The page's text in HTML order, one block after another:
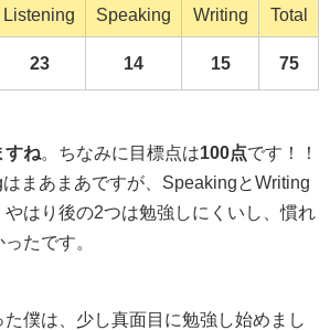
Listening Speaking Writing Total
23 14 15 75
すね。ちなみに目標点は100点です！！
まあまあですが、SpeakingとWriting
はり後の2つは勉強しにくいし、慣れ
たです。
僕は、少し真面目に勉強し始めまし